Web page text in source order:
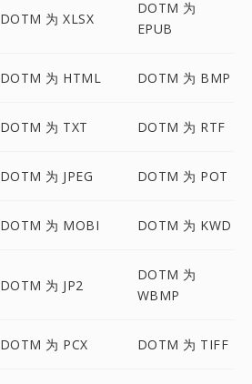
DOTM 为 XLSX
DOTM 为
EPUB
DOTM 为 HTML DOTM 为 BMP
DOTM 为 TXT DOTM 为 RTF
DOTM 为 JPEG DOTM 为 POT
DOTM 为 MOBI DOTM 为 KWD
DOTM 为 JP2
DOTM 为
WBMP
DOTM 为 PCX DOTM 为 TIFF